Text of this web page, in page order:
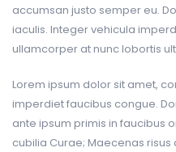
accumsan justo semper eu.
iaculis. Integer vehicula
ullamcorper at nunc lobortis
Lorem ipsum dolor sit amet,
imperdiet faucibus congue.
ante ipsum primis in faucibus
cubilia Curae; Maecenas risus